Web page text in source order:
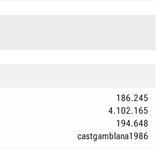
186.245
4.102.165
194.648
castgamblana1986